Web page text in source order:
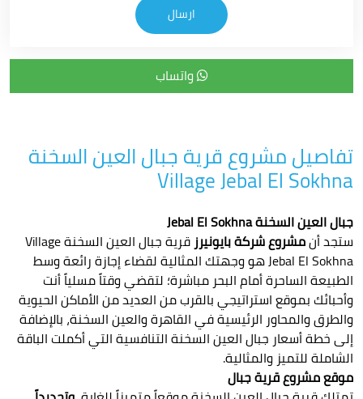
واتساب
تفاصيل مشروع قرية جبال العين السخنة
Village Jebal El Sokhna
جبال العين السخنة Jebal El Sokhna
ستجد أنمشروع شركة بايونيرز
قرية جبال العين السخنة Village
Jebal El Sokhna هو وجهتك المثالية لقضاء إجازة رائعة وسط
الطبيعة الساحرة أمام البحر مباشرة؛ لتقضي وقتاً مسلياً أنت
وأحبائك بموقع استراتيجي بالقرب من العديد من الأماكن الحيوية
والطرق والمحاور الرئيسية في القاهرة والعين السخنة، بالإضافة
إلى خطة أسعار جبال العين السخنة التنافسية التي أكملت الباقة
الشاملة للتميز والمثالية.
موقع مشروع قرية جبال